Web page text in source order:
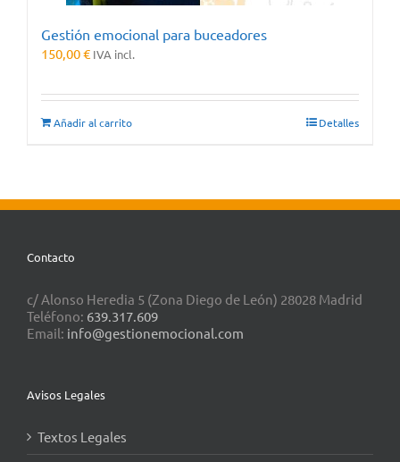
Gestión emocional para buceadores
150,00€ IVA incl.
Añadir al carrito Detalles
Contacto
c/ Alonso Heredia 5 (Zona Diego de León) 28028 Madrid
Teléfono: 639.317.609
Email: info@gestionemocional.com
Avisos Legales
Textos Legales